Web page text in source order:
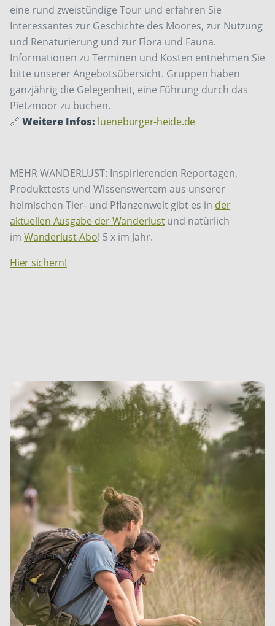
eine rund zweistündige Tour und erfahren Sie
Interessantes zur Geschichte des Moores, zur Nutzung
und Renaturierung und zur Flora und Fauna.
Informationen zu Terminen und Kosten entnehmen Sie
bitte unserer Angebotsübersicht. Gruppen haben
ganzjährig die Gelegenheit, eine Führung durch das
Pietzmoor zu buchen.
🔗 Weitere Infos: lueneburger-heide.de
MEHR WANDERLUST: Inspirierenden Reportagen,
Produkttests und Wissenswertem aus unserer
heimischen Tier- und Pflanzenwelt gibt es in der
aktuellen Ausgabe der Wanderlustund natürlich
im Wanderlust-Abo! 5 x im Jahr.
Hier sichern!